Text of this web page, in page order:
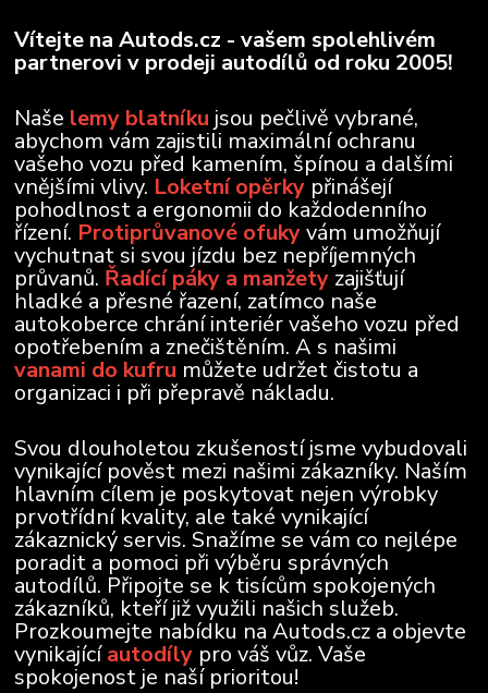
Vítejte na Autods.cz - vašem spolehlivém
partnerovi v prodeji autodílů od roku 2005!
Naše lemy blatníku jsou pečlivě vybrané,
abychom vám zajistili maximální ochranu
vašeho vozu před kamením, špínou a dalšími
vnějšími vlivy. Loketní opěrky přinášejí
pohodlnost a ergonomii do každodenního
řízení. Protiprůvanové ofukyvám umožňují
vychutnat si svou jízdu bez nepříjemných
průvanů. Řadící páky a manžety zajišťují
hladké a přesné řazení, zatímco naše
autokoberce chrání interiér vašeho vozu před
opotřebením a znečištěním. A s našimi
vanami do kufru můžete udržet čistotu a
organizaci i při přepravě nákladu.
Svou dlouholetou zkušeností jsme vybudovali
vynikající pověst mezi našimi zákazníky. Naším
hlavním cílem je poskytovat nejen výrobky
prvotřídní kvality, ale také vynikající
zákaznický servis. Snažíme se vám co nejlépe
poradit a pomoci při výběru správných
autodílů. Připojte se k tisícům spokojených
zákazníků, kteří již využili našich služeb.
Prozkoumejte nabídku na Autods.cz a objevte
vynikajícíautodíly pro váš vůz. Vaše
spokojenost je naší prioritou!